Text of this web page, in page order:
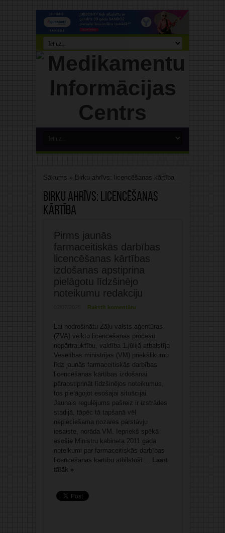
Sākums » Birku ahrīvs: licencēšanas kārtība
Birku ahrīvs: licencēšanas
kārtība
Pirms jaunās
farmaceitiskās darbības
licencēšanas kārtības
izdošanas apstiprina
pielāgotu līdzšinējo
noteikumu redakciju
Rakstīt komentāru
Lai nodrošinātu Zāļu valsts aģentūras
(ZVA) veikto licencēšanas procesu
nepārtrauktību, valdība 1.jūlijā atbalstīja
Veselības ministrijas (VM) priekšlikumu
līdz jaunās farmaceitiskās darbības
licencēšanas kārtības izdošanai
pārapstiprināt līdzšinējos noteikumus,
tos pielāgojot esošajai situācijai.
Jaunais regulējums pašreiz ir izstrādes
stadijā, tāpēc tā tapšanā vēl
nepieciešama nozares pārstāvju
iesaiste, norāda VM. Iepriekš spēkā
esošie Ministru kabineta 2011.gada
noteikumi par farmaceitiskās darbības
licencēšanas kārtību atbilstoši ... Lasīt
tālāk »